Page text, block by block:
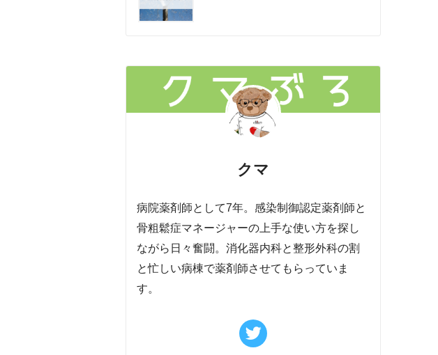
クマ
病院薬剤師として7年。感染制御認定薬剤師と
骨粗鬆症マネージャーの上手な使い方を探し
ながら日々奮闘。消化器内科と整形外科の割
と忙しい病棟で薬剤師させてもらっていま
す。